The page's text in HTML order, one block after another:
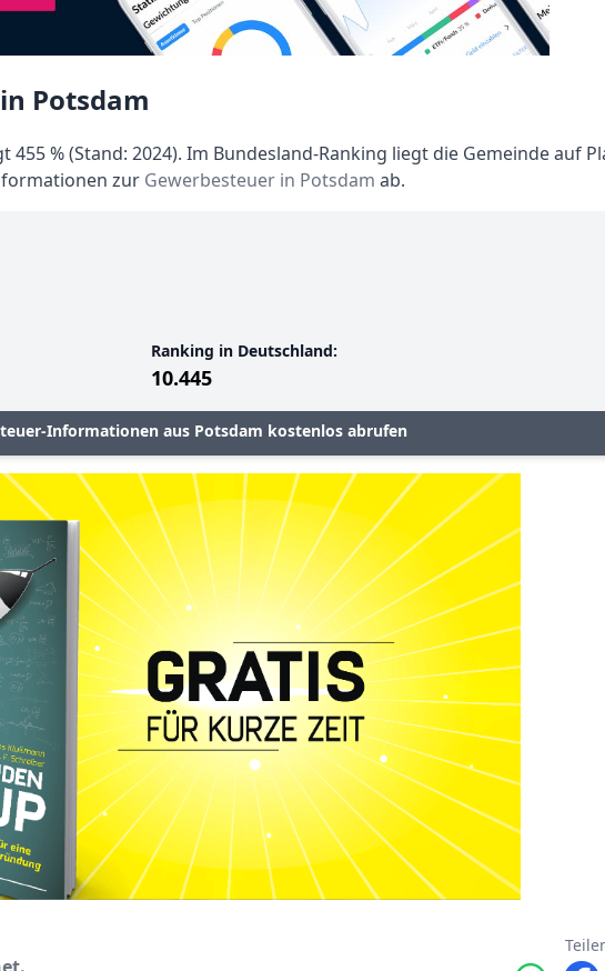
Potsdam
% (Stand: 2024). Im Bundesland-Ranking liegt die Gemeinde auf
zur Gewerbesteuer in Potsdam ab.
Ranking in Deutschland:
10.445
Informationen aus Potsdam kostenlos abrufen